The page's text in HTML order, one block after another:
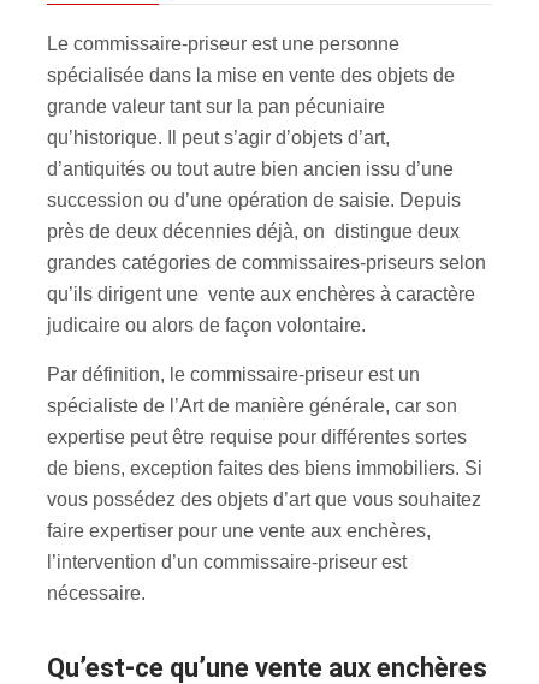
Le commissaire-priseur est une personne
spécialisée dans la mise en vente des objets de
grande valeur tant sur la pan pécuniaire
qu’historique. Il peut s’agir d’objets d’art,
d’antiquités ou tout autre bien ancien issu d’une
succession ou d’une opération de saisie. Depuis
près de deux décennies déjà, on distingue deux
grandes catégories de commissaires-priseurs selon
qu’ils dirigent une vente aux enchères à caractère
judicaire ou alors de façon volontaire.
Par définition, le commissaire-priseur est un
spécialiste de l’Art de manière générale, car son
expertise peut être requise pour différentes sortes
de biens, exception faites des biens immobiliers. Si
vous possédez des objets d’art que vous souhaitez
faire expertiser pour une vente aux enchères,
l’intervention d’un commissaire-priseur est
nécessaire.
Qu’est-ce qu’une vente aux enchères